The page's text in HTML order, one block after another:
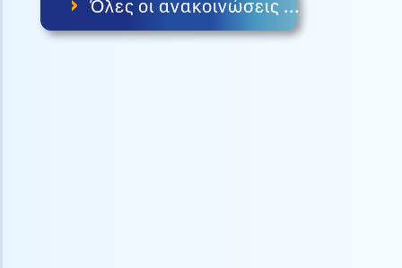
Όλες οι ανακοινώσεις ...